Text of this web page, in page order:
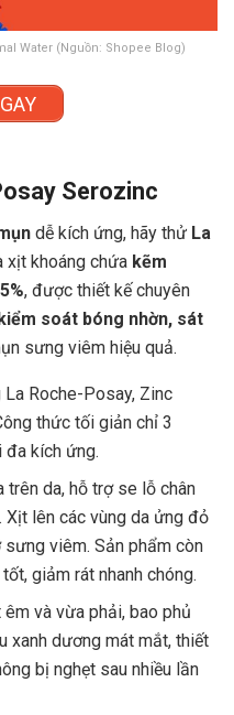
Water (Nguồn: Shopee Blog)
Serozinc
dễ kích ứng, hãy thử La
xịt khoáng chứa kẽm
, được thiết kế chuyên
kiểm soát bóng nhờn, sát
sưng viêm hiệu quả.
La Roche-Posay, Zinc
thức tối giản chỉ 3
đa kích ứng.
trên da, hỗ trợ se lỗ chân
Xịt lên các vùng da ửng đỏ
viêm. Sản phẩm còn
giảm rát nhanh chóng.
êm và vừa phải, bao phủ
xanh dương mát mắt, thiết
bị nghẹt sau nhiều lần